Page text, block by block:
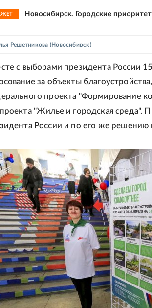
Новосибирск. Городские
Решетникова (Новосибирск)
с выборами президента России
за объекты
проекта "Формирование
"Жилье и городская среда".
России и по его же решению